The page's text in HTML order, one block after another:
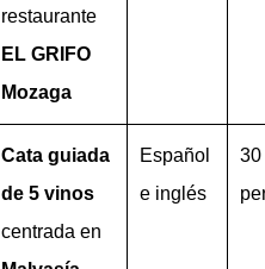
restaurante
EL GRIFO
Mozaga
Cata guiada
de 5 vinos
centrada en
Español
e inglés
30